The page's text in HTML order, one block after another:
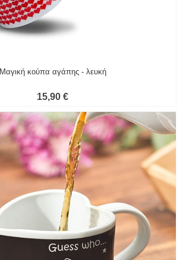
Μαγική κούπα αγάπης - λευκή
15,90 €